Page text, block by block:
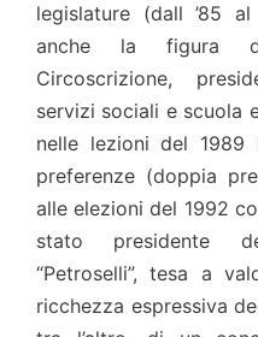
legislature (dall ’85
anche la figura di
Circoscrizione,
servizi sociali e scuola
nelle lezioni del
preferenze (doppia
alle elezioni del 1992
stato presidente
“Petroselli”, tesa a
ricchezza espressiva